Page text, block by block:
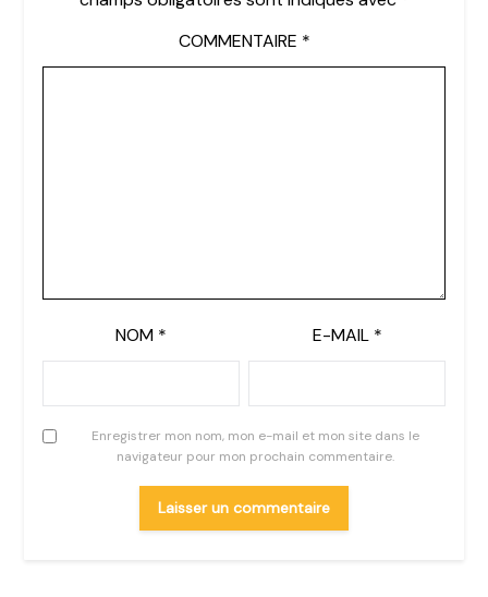
COMMENTAIRE *
NOM * E-MAIL *
Enregistrer mon nom, mon e-mail et mon site dans le
navigateur pour mon prochain commentaire.